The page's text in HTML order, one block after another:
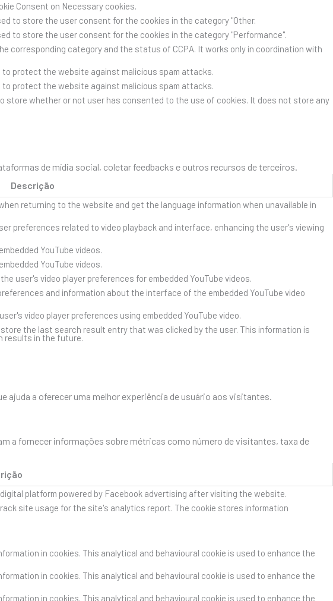
Consent on Necessary cookies.
to store the user consent for the cookies in the category "Other.
to store the user consent for the cookies in the category "Performance".
category and the status of CCPA. It works only in coordination with
protect the website against malicious spam attacks.
protect the website against malicious spam attacks.
store whether or not user has consented to the use of cookies. It does not store any
de mídia social, coletar feedbacks e outros recursos de terceiros.
Descrição
returning to the website and get the language information when unavailable in
preferences related to video playback and interface, enhancing the user's viewing
YouTube videos.
YouTube videos.
user's video player preferences for embedded YouTube videos.
and information about the interface of the embedded YouTube video
video player preferences using embedded YouTube video.
the last search result entry that was clicked by the user. This information is
results in the future.
ajuda a oferecer uma melhor experiência de usuário aos visitantes.
a fornecer informações sobre métricas como número de visitantes, taxa de
platform powered by Facebook advertising after visiting the website.
site usage for the site's analytics report. The cookie stores information
in cookies. This analytical and behavioural cookie is used to enhance the
in cookies. This analytical and behavioural cookie is used to enhance the
in cookies. This analytical and behavioural cookie is used to enhance the